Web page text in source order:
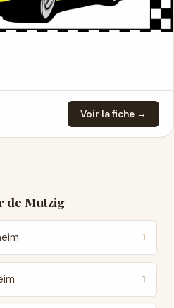
Voir la fiche →
de Mutzig
1
1